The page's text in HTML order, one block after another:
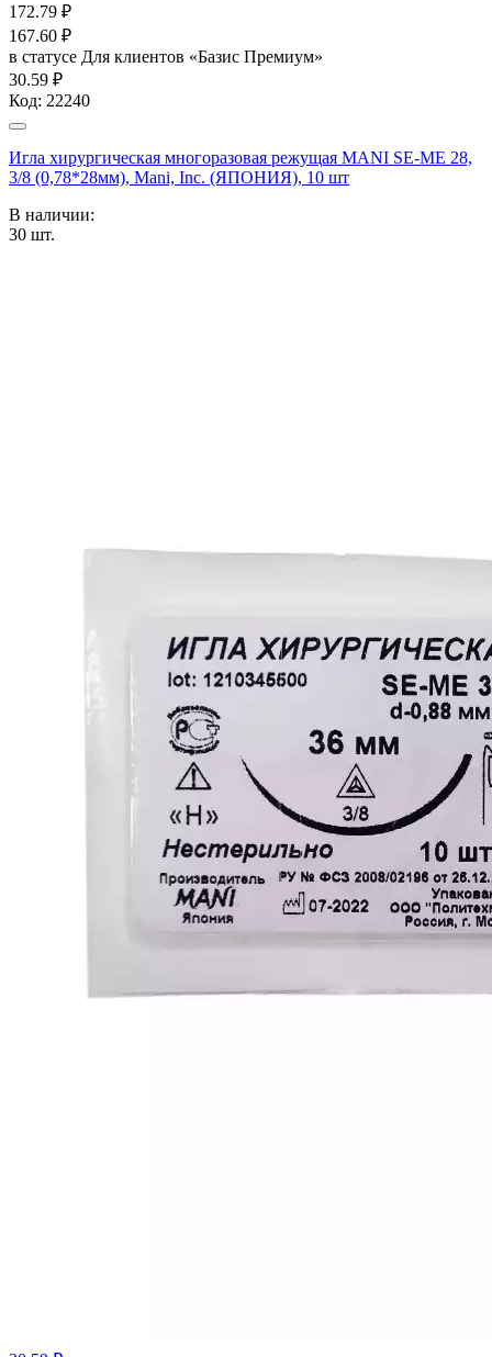
172.79 ₽
167.60 ₽
в статусе Для клиентов «Базис Премиум»
30.59 ₽
Код: 22240
Игла хирургическая многоразовая режущая MANI SE-ME 28,
3/8 (0,78*28мм), Mani, Inc. (ЯПОНИЯ), 10 шт
В наличии:
30 шт.